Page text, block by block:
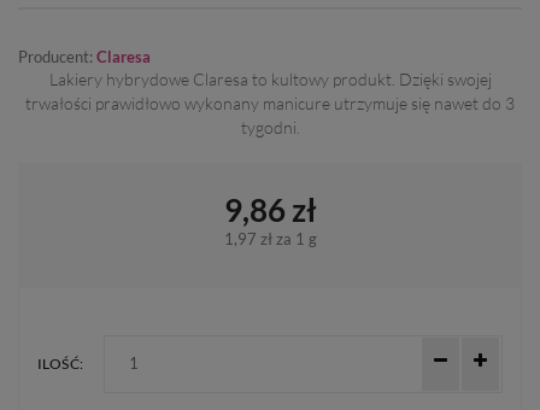
Producent: Claresa
Lakiery hybrydowe Claresa to kultowy produkt. Dzięki swojej
trwałości prawidłowo wykonany manicure utrzymuje się nawet do 3
tygodni.
9,86 zł
1,97 złza 1 g
ILOŚĆ: